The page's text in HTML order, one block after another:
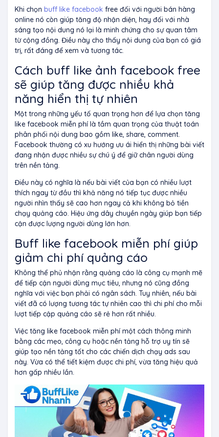
Khi chọn buff like facebook free đối với người bán hàng
online nó còn giúp tăng độ nhận diện, hay đối với nhà
sáng tạo nội dung nó lại là minh chứng cho sự quan tâm
từ cộng đồng. Điều này cho thấy nội dung của bạn có giá
trị, rất đáng để xem và tương tác.
Cách buff like ảnh facebook free
sẽ giúp tăng được nhiều khả
năng hiển thị tự nhiên
Một trong những yếu tố quan trọng hơn để lựa chọn tăng
like facebook miễn phí là tầm quan trọng của thuật toán
phân phối nội dung bao gồm like, share, comment.
Facebook thường có xu hướng ưu ái hiển thị những bài viết
đang nhận được nhiều sự chú ý để giữ chân người dùng
trên nền tảng.
Điều này có nghĩa là nếu bài viết của bạn có nhiều lượt
thích ngay từ đầu thì khả năng nó tiếp tục được nhiều
người nhìn thấy sẽ cao hơn ngay cả khi không bỏ tiền
chạy quảng cáo. Hiệu ứng dây chuyền ngày giúp bạn tiếp
cận được lượng người dùng lớn hơn.
Buff like facebook miễn phí giúp
giảm chi phí quảng cáo
Không thể phủ nhận rằng quảng cáo là công cụ mạnh mẽ
để tiếp cận người dùng mục tiêu, nhưng nó cũng đồng
nghĩa với việc bạn phải có ngân sách. Tuy nhiên, nếu bài
viết đã có lượng tương tác tự nhiên cao thì chi phí cho mỗi
lượt tiếp cập quảng cáo sẽ rẻ hơn rất nhiều.
Việc tăng like facebook miễn phí một cách thông minh
bằng các mẹo, công cụ hoặc nền tảng hỗ trợ uy tín sẽ
giúp tạo nền tảng tốt cho các chiến dịch chạy ads sau
này. Vừa có thể tiết kiệm được chi phí, vừa tăng hiệu quả
hơn gấp nhiều lần.